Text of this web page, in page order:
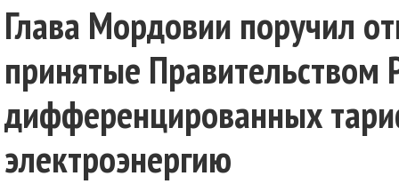
Глава Мордовии поручил
принятые
дифференцированных
электроэнергию